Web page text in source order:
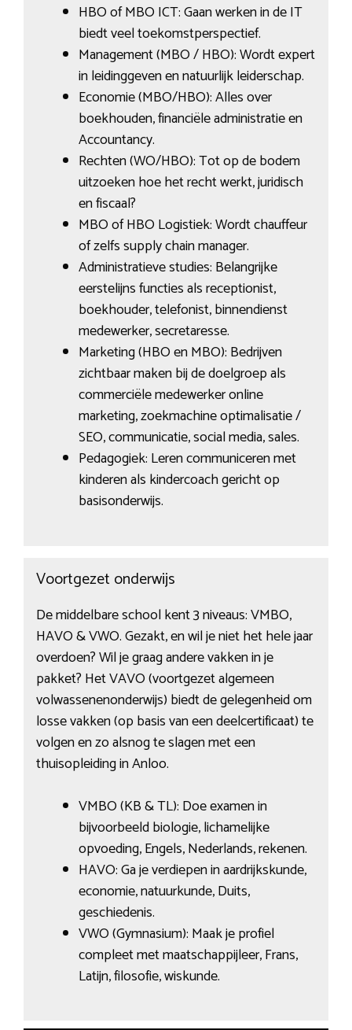
HBO of MBO ICT: Gaan werken in de IT
biedt veel toekomstperspectief.
Management (MBO / HBO): Wordt expert
in leidinggeven en natuurlijk leiderschap.
Economie (MBO/HBO): Alles over
boekhouden, financiële administratie en
Accountancy.
Rechten (WO/HBO): Tot op de bodem
uitzoeken hoe het recht werkt, juridisch
en fiscaal?
MBO of HBO Logistiek: Wordt chauffeur
of zelfs supply chain manager.
Administratieve studies: Belangrijke
eerstelijns functies als receptionist,
boekhouder, telefonist, binnendienst
medewerker, secretaresse.
Marketing (HBO en MBO): Bedrijven
zichtbaar maken bij de doelgroep als
commerciële medewerker online
marketing, zoekmachine optimalisatie /
SEO, communicatie, social media, sales.
Pedagogiek: Leren communiceren met
kinderen als kindercoach gericht op
basisonderwijs.
Voortgezet onderwijs
De middelbare school kent 3 niveaus: VMBO,
HAVO & VWO. Gezakt, en wil je niet het hele jaar
overdoen? Wil je graag andere vakken in je
pakket? Het VAVO (voortgezet algemeen
volwassenenonderwijs) biedt de gelegenheid om
losse vakken (op basis van een deelcertificaat) te
volgen en zo alsnog te slagen met een
thuisopleiding in Anloo.
VMBO (KB & TL): Doe examen in
bijvoorbeeld biologie, lichamelijke
opvoeding, Engels, Nederlands, rekenen.
HAVO: Ga je verdiepen in aardrijkskunde,
economie, natuurkunde, Duits,
geschiedenis.
VWO (Gymnasium): Maak je profiel
compleet met maatschappijleer, Frans,
Latijn, filosofie, wiskunde.